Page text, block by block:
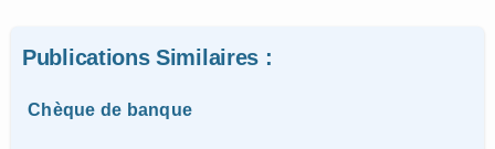
Publications Similaires :
Chèque de banque